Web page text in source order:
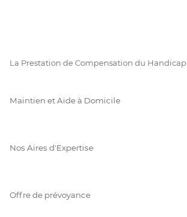
La Prestation de Compensation du Handicap
Maintien et Aide à Domicile
Nos Aires d'Expertise
Offre de prévoyance